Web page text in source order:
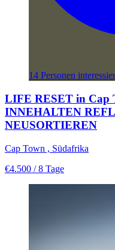
14 Personen
LIFE RESET in Cap
INNEHALTEN
NEUSORTIEREN
Cap Town , Südafrika
€4.500 / 8 Tage